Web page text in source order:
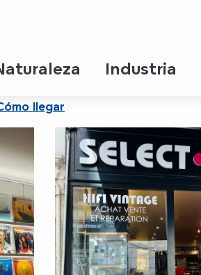
Industria
llegar